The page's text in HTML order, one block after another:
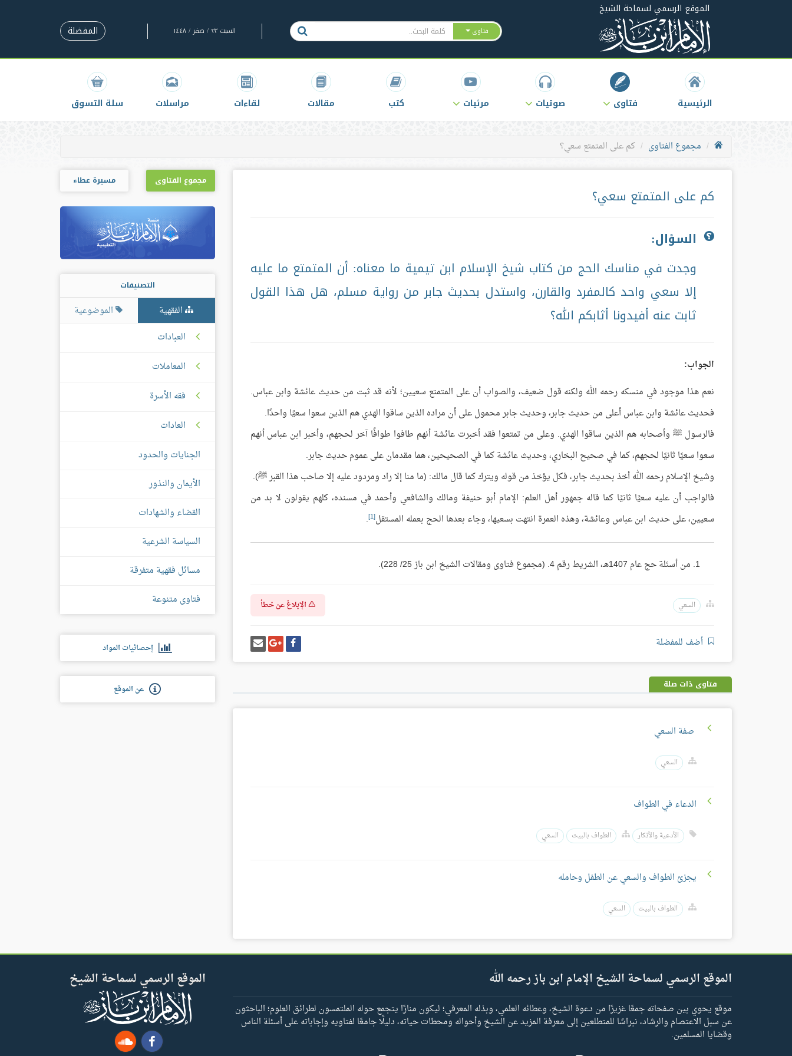
الموقع الرسمي لسماحة الشيخ
فتاوى السبت ٢٣ / صفر / ١٤٤٨ المفضلة
الرئيسية فتاوى صوتيات مرئيات كتب مقالات لقاءات مراسلات سلة التسوق
مجموع الفتاوى كم على المتمتع سعي؟
كم على المتمتع سعي؟
السؤال:
وجدت في مناسك الحج من كتاب شيخ الإسلام ابن تيمية ما معناه: أن المتمتع ما عليه
إلا سعي واحد كالمفرد والقارن، واستدل بحديث جابر من رواية مسلم، هل هذا القول
ثابت عنه أفيدونا أثابكم الله؟
الجواب:
نعم هذا موجود في منسكه رحمه الله ولكنه قول ضعيف، والصواب أن على المتمتع سعيين؛ لأنه قد ثبت من حديث عائشة وابن عباس.
فحديث عائشة وابن عباس أعلى من حديث جابر، وحديث جابر محمول على أن مراده الذين ساقوا الهدي هم الذين سعوا سعيًا واحدًا.
فالرسول ﷺ وأصحابه هم الذين ساقوا الهدي. وعلى من تمتعوا فقد أخبرت عائشة أنهم طافوا طوافًا آخر لحجهم، وأخبر ابن عباس أنهم
سعوا سعيًا ثانيًا لحجهم، كما في صحيح البخاري، وحديث عائشة كما في الصحيحين، هما مقدمان على عموم حديث جابر.
وشيخ الإسلام رحمه الله أخذ بحديث جابر، فكل يؤخذ من قوله ويترك كما قال مالك: (ما منا إلا راد ومردود عليه إلا صاحب هذا القبر ﷺ).
فالواجب أن عليه سعيًا ثانيًا كما قاله جمهور أهل العلم: الإمام أبو حنيفة ومالك والشافعي وأحمد في مسنده، كلهم يقولون لا بد من
سعيين، على حديث ابن عباس وعائشة، وهذه العمرة انتهت بسعيها، وجاء بعدها الحج بعمله المستقل[1]
.
من أسئلة حج عام 1407هـ، الشريط رقم 4. (مجموع فتاوى ومقالات الشيخ ابن باز 25/ 228).
السعي الإبلاغ عن خطأ
أضف للمفضلة شارك
على
فيسبوك
شارك
على
غوغل
بلس
إرسل
إيميل
فتاوى ذات صلة
صفة السعي
السعي
الدعاء في الطواف
الأدعية والأذكار الطواف بالبيت السعي
يجزئ الطواف والسعي عن الطفل وحامله
الطواف بالبيت السعي
مجموع الفتاوى مسيرة عطاء
التصنيفات
الفقهية
الموضوعية
العبادات
المعاملات
فقه الأسرة
العادات
الجنايات والحدود
الأيمان والنذور
القضاء والشهادات
السياسة الشرعية
مسائل فقهية متفرقة
فتاوى متنوعة
إحصائيات المواد
عن الموقع
الموقع الرسمي لسماحة الشيخ الإمام ابن باز رحمه الله
موقع يحوي بين صفحاته جمعًا غزيرًا من دعوة الشيخ، وعطائه العلمي، وبذله المعرفي؛ ليكون منارًا يتجمع حوله الملتمسون لطرائق العلوم؛ الباحثون
عن سبل الاعتصام والرشاد، نبراسًا للمتطلعين إلى معرفة المزيد عن الشيخ وأحواله ومحطات حياته، دليلًا جامعًا لفتاويه وإجاباته على أسئلة الناس
وقضايا المسلمين.
الموقع الرسمي لسماحة الشيخ